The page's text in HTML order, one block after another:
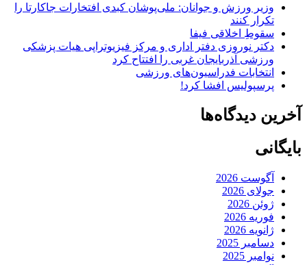
وزیر ورزش و جوانان: ملی‌پوشان کبدی افتخارات جاکارتا را
تکرار کنند
سقوطِ اخلاقی فیفا
دکتر نوروزی دفتر اداری و مرکز فیزیوتراپی هیات پزشکی
ورزشی آذربایجان غربی را افتتاح کرد
انتخابات فدراسیون‌های ورزشی
پرسپولیس افشا کرد!
آخرین دیدگاه‌ها
بایگانی
آگوست 2026
جولای 2026
ژوئن 2026
فوریه 2026
ژانویه 2026
دسامبر 2025
نوامبر 2025